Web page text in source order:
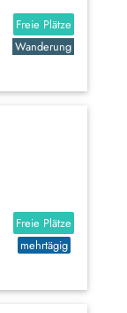
Freie Plätze
Wanderung
Freie Plätze
mehrtägig